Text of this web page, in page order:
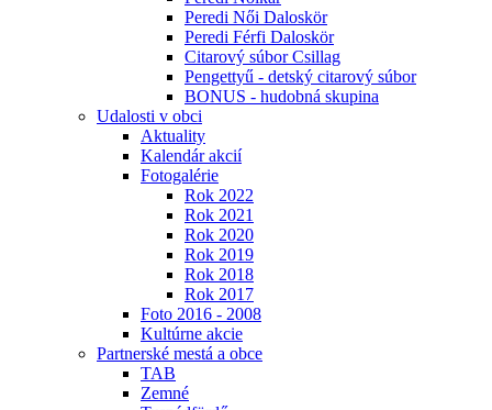
Peredi Női Daloskör
Peredi Férfi Daloskör
Citarový súbor Csillag
Pengettyű - detský citarový súbor
BONUS - hudobná skupina
Udalosti v obci
Aktuality
Kalendár akcií
Fotogalérie
Rok 2022
Rok 2021
Rok 2020
Rok 2019
Rok 2018
Rok 2017
Foto 2016 - 2008
Kultúrne akcie
Partnerské mestá a obce
TAB
Zemné